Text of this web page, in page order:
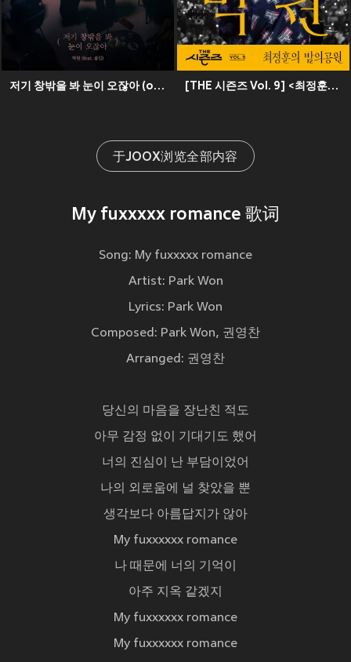
저기 창밖을 봐 눈이 오잖아 (over the window) [THE 시즌즈 Vol. 9] <최정훈의 밤의 공원> ReːWake x 박원 ([THE SEASONS Vol. 9] <Choi Jung Hoon's Midnight Park> ReːWake x PARK WON)
于JOOX浏览全部内容
My fuxxxxx romance 歌词
Song: My fuxxxxx romance
Artist: Park Won
Lyrics: Park Won
Composed: Park Won, 권영찬
Arranged: 권영찬
당신의 마음을 장난친 적도
아무 감정 없이 기대기도 했어
너의 진심이 난 부담이었어
나의 외로움에 널 찾았을 뿐
생각보다 아름답지가 않아
My fuxxxxxx romance
나 때문에 너의 기억이
아주 지옥 같겠지
My fuxxxxxx romance
My fuxxxxxx romance